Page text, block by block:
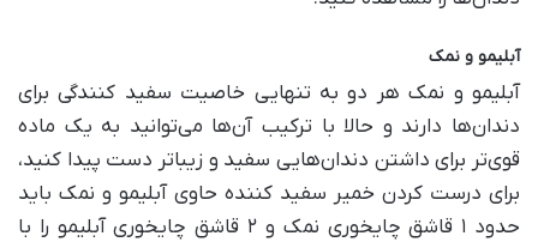
آبلیمو و نمک
آبلیمو و نمک هر دو به تنهایی خاصیت سفید کنندگی برای
دندان‌ها دارند و حالا با ترکیب آن‌ها می‌توانید به یک ماده
قوی‌تر برای داشتن دندان‌هایی سفید و زیباتر دست پیدا کنید،
برای درست کردن خمیر سفید کننده حاوی آبلیمو و نمک باید
حدود ۱ قاشق چایخوری نمک و ۲ قاشق چایخوری آبلیمو را با